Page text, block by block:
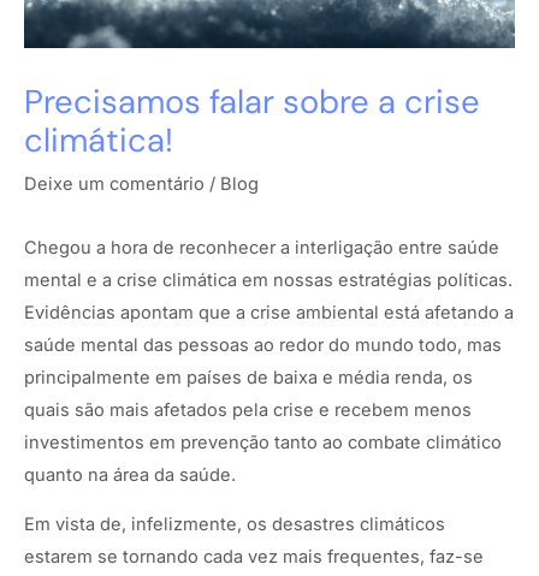
Precisamos falar sobre a crise
climática!
Deixe um comentário / Blog
Chegou a hora de reconhecer a interligação entre saúde
mental e a crise climática em nossas estratégias políticas.
Evidências apontam que a crise ambiental está afetando a
saúde mental das pessoas ao redor do mundo todo, mas
principalmente em países de baixa e média renda, os
quais são mais afetados pela crise e recebem menos
investimentos em prevenção tanto ao combate climático
quanto na área da saúde.
Em vista de, infelizmente, os desastres climáticos
estarem se tornando cada vez mais frequentes, faz-se